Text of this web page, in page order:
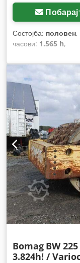
Состојба: половен,
часови: 1.565 h,
Bomag BW
3.824h! /